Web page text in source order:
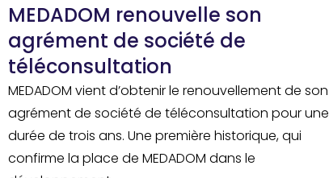
MEDADOM renouvelle son
agrément de société de
téléconsultation
MEDADOM vient d’obtenir le renouvellement de son
agrément de société de téléconsultation pour une
durée de trois ans. Une première historique, qui
confirme la place de MEDADOM dans le